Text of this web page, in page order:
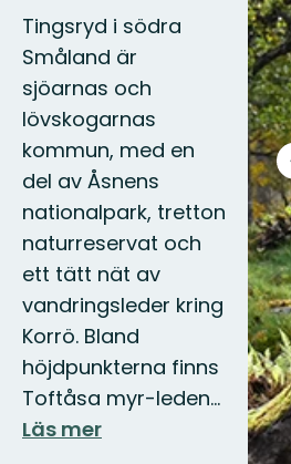
Tingsryd i södra
Småland är
sjöarnas och
lövskogarnas
kommun, med en
del av Åsnens
nationalpark, tretton
naturreservat och
ett tätt nät av
vandringsleder kring
Korrö. Bland
höjdpunkterna finns
Toftåsa myr-leden…
Läs mer